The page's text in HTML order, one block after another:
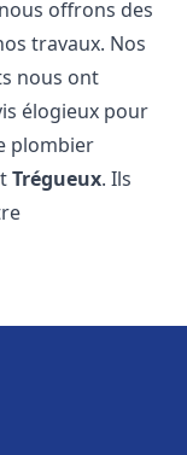
offrons des
travaux. Nos
nous ont
élogieux pour
plombier
Trégueux. Ils